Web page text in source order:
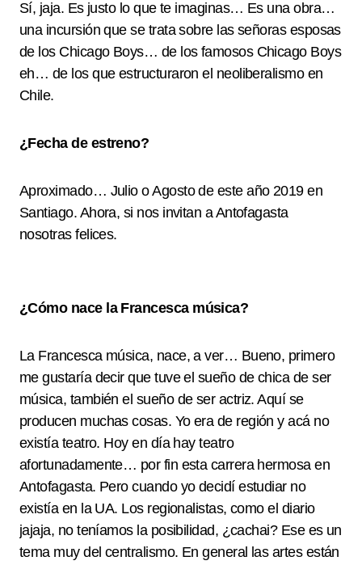
Sí, jaja. Es justo lo que te imaginas… Es una obra…
una incursión que se trata sobre las señoras esposas
de los Chicago Boys… de los famosos Chicago Boys
eh… de los que estructuraron el neoliberalismo en
Chile.
¿Fecha de estreno?
Aproximado… Julio o Agosto de este año 2019 en
Santiago. Ahora, si nos invitan a Antofagasta
nosotras felices.
¿Cómo nace la Francesca música?
La Francesca música, nace, a ver… Bueno, primero
me gustaría decir que tuve el sueño de chica de ser
música, también el sueño de ser actriz. Aquí se
producen muchas cosas. Yo era de región y acá no
existía teatro. Hoy en día hay teatro
afortunadamente… por fin esta carrera hermosa en
Antofagasta. Pero cuando yo decidí estudiar no
existía en la UA. Los regionalistas, como el diario
jajaja, no teníamos la posibilidad, ¿cachai? Ese es un
tema muy del centralismo. En general las artes están